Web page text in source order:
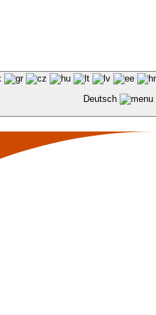
Deutsch